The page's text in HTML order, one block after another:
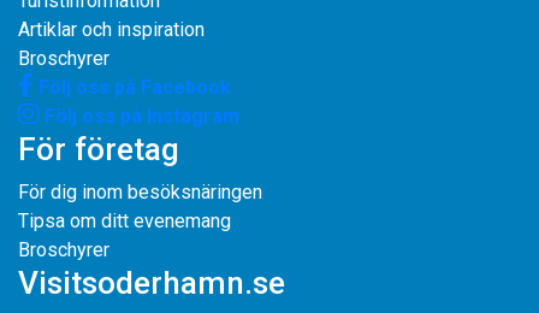
Artiklar och inspiration
Broschyrer
Följ oss på Facebook
Följ oss på Instagram
För företag
För dig inom besöksnäringen
Tipsa om ditt evenemang
Broschyrer
Visitsoderhamn.se